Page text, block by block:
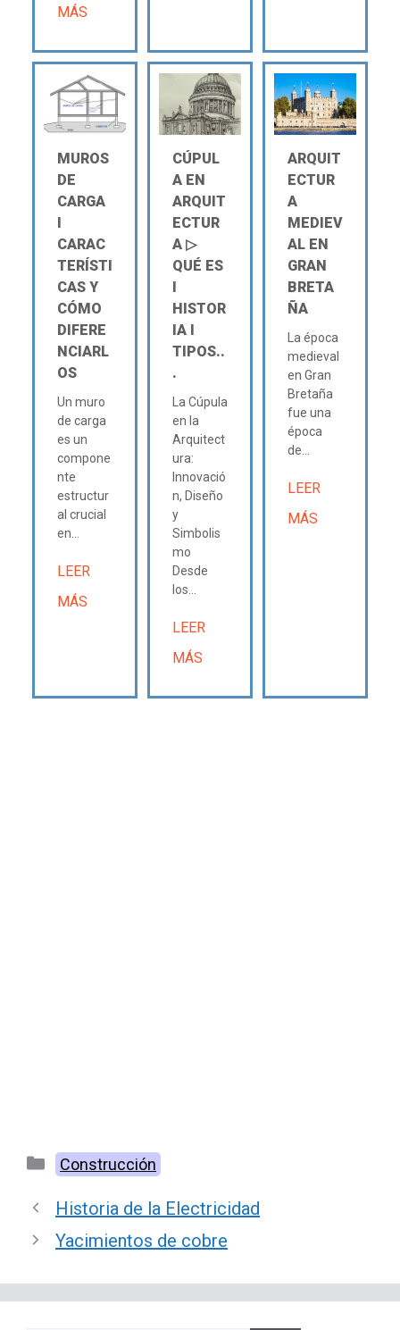
MÁS
MUROS
DE
CARGA
Ι
CARAC
TERÍSTI
CAS Y
CÓMO
DIFERE
NCIARL
OS
Un muro
de carga
es un
compone
nte
estructur
al crucial
en...
LEER
MÁS
CÚPUL
A EN
ARQUIT
ECTUR
A ▷
QUÉ ES
Ι
HISTOR
IA Ι
TIPOS..
.
La Cúpula
en la
Arquitect
ura:
Innovació
n, Diseño
y
Simbolis
mo
Desde
los...
LEER
MÁS
ARQUIT
ECTUR
A
MEDIEV
AL EN
GRAN
BRETA
ÑA
La época
medieval
en Gran
Bretaña
fue una
época
de...
LEER
MÁS
Categorías
Construcción
Historia de la Electricidad
Yacimientos de cobre